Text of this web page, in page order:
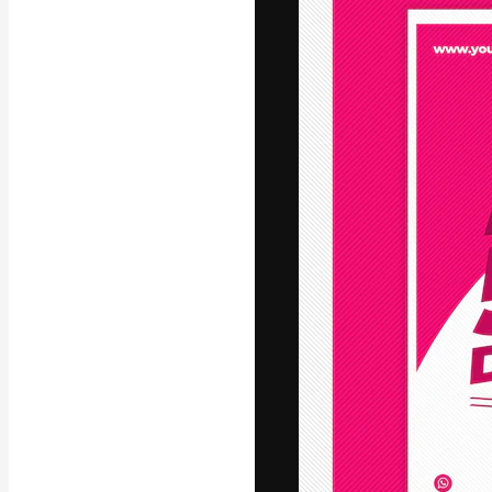
La plataforma
trabajo. Más
entre
estudios.
Español
Copyright © 2010-